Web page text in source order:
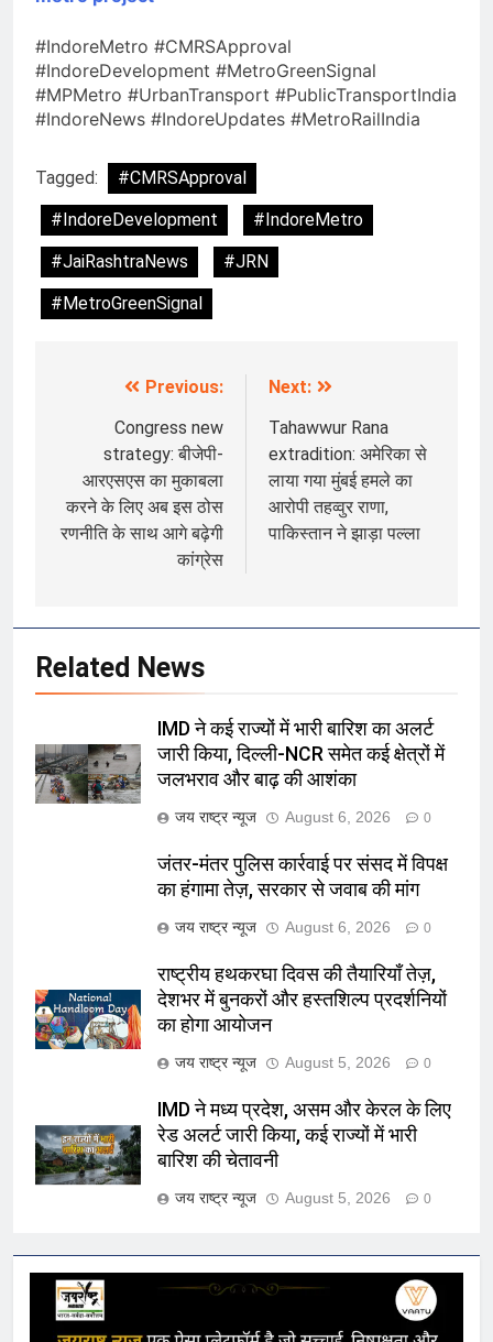
#IndoreMetro #CMRSApproval
#IndoreDevelopment #MetroGreenSignal
#MPMetro #UrbanTransport #PublicTransportIndia
#IndoreNews #IndoreUpdates #MetroRailIndia
Tagged:
#CMRSApproval
#IndoreDevelopment
#IndoreMetro
#JaiRashtraNews
#JRN
#MetroGreenSignal
navigation
Previous:
Congress new
strategy: बीजेपी-
आरएसएस का मुकाबला
करने के लिए अब इस ठोस
रणनीति के साथ आगे बढ़ेगी
कांग्रेस
Next:
Tahawwur Rana
extradition: अमेरिका से
लाया गया मुंबई हमले का
आरोपी तहव्वुर राणा,
पाकिस्तान ने झाड़ा पल्ला
Related News
IMD ने कई राज्यों में भारी बारिश का अलर्ट
जारी किया, दिल्ली-NCR समेत कई क्षेत्रों में
जलभराव और बाढ़ की आशंका
जय राष्ट्र न्यूज August 6, 2026 0
जंतर-मंतर पुलिस कार्रवाई पर संसद में विपक्ष
का हंगामा तेज़, सरकार से जवाब की मांग
जय राष्ट्र न्यूज August 6, 2026 0
राष्ट्रीय हथकरघा दिवस की तैयारियाँ तेज़,
देशभर में बुनकरों और हस्तशिल्प प्रदर्शनियों
का होगा आयोजन
जय राष्ट्र न्यूज August 5, 2026 0
IMD ने मध्य प्रदेश, असम और केरल के लिए
रेड अलर्ट जारी किया, कई राज्यों में भारी
बारिश की चेतावनी
जय राष्ट्र न्यूज August 5, 2026 0